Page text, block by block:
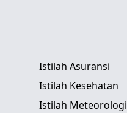
Istilah Asuransi
Istilah Kesehatan
Istilah Meteorologi